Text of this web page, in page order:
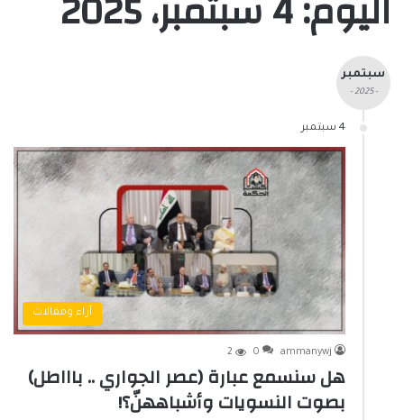
سبتمبر
- 2025 -
4 سبتمبر
آراء ومقالات
ammanywj
0
2
هل سنسمع عبارة (عصر الجواري .. باااطل)
بصوت النسويات وأشباههنّ؟!